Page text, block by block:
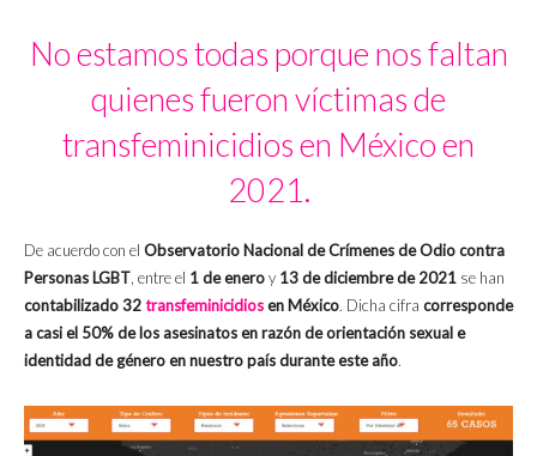
No estamos todas porque nos faltan
quienes fueron víctimas de
transfeminicidios en México en
2021.
De acuerdo con el Observatorio Nacional de Crímenes de Odio contra
Personas LGBT, entre el 1 de eneroy 13 de diciembre de 2021 se han
contabilizado 32transfeminicidiosen México. Dicha cifra corresponde
a casi el 50% de los asesinatos en razón de orientación sexual e
identidad de género en nuestro país durante este año.